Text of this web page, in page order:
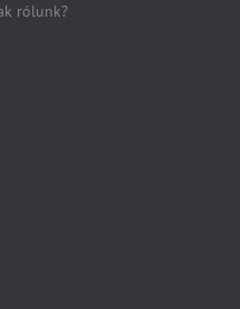
rólunk?